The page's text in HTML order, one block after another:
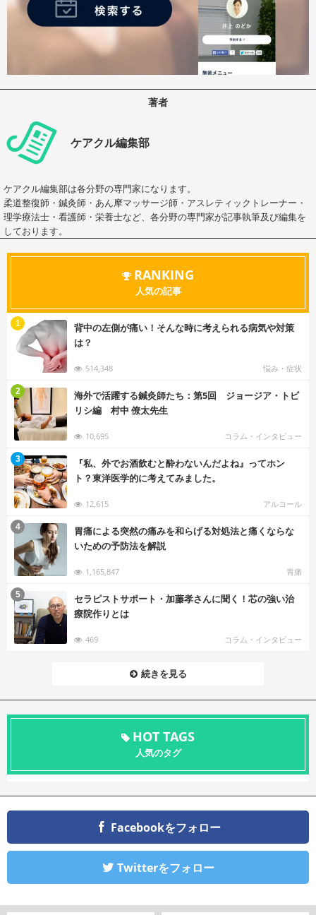
著者
ケアクル編集部
ケアクル編集部は各分野の専門家になります。
柔道整復師・鍼灸師・あん摩マッサージ師・アスレティックトレーナー・
理学療法士・看護師・栄養士など、各分野の専門家が記事執筆及び編集を
しております。
RANKING
人気の記事
背中の左側が痛い！そんな時に考えられる病気や対策
は？
514,348 悩み・症状
1
海外で活躍する鍼灸師たち：第5回 ジョージア・トビ
リシ編 村中 僚太先生
10,695 コラム・インタビュー
2
『私、外でお酒飲むと酔わないんだよね』ってホン
ト？東洋医学的に考えてみました。
12,615 アルコール
3
胃痛による突然の痛みを和らげる対処法と痛くならな
いための予防法を解説
1,165,847 胃痛
4
セラピストサポート・加藤孝さんに聞く！芯の強い治
療院作りとは
469 コラム・インタビュー
5
続きを見る
HOT TAGS
人気のタグ
Facebookをフォロー
Twitterをフォロー